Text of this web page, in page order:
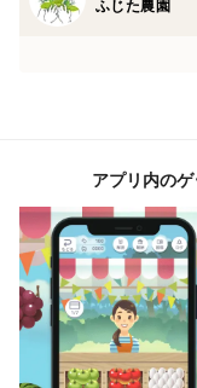
ふじた農園
アプリ内の